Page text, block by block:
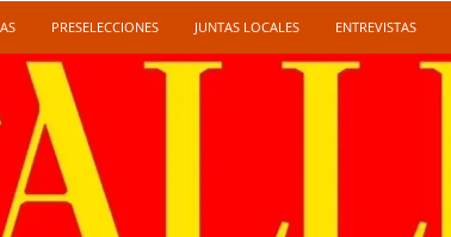
PRESELECCIONES JUNTAS LOCALES ENTREVISTAS